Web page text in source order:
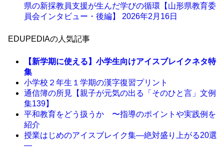
県の新採教員支援が生んだ学びの循環【山形県教育委
員会インタビュー・後編】 2026年2月16日
EDUPEDIAの人気記事
【新学期に使える】小学生向けアイスブレイクネタ特
集
小学校２年生１学期の漢字復習プリント
通信簿の所見【親子が元気の出る「そのひと言」文例
集139】
平和教育をどう扱うか 〜指導のポイントや実践例を
紹介
授業はじめのアイスブレイク集―絶対盛り上がる20選
―